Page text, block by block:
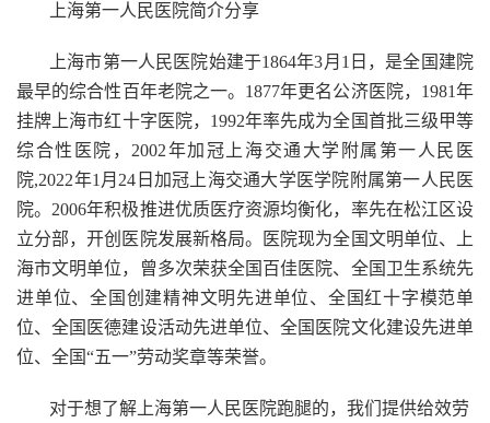
上海第一人民医院简介分享
上海市第一人民医院始建于1864年3月1日，是全国建院
最早的综合性百年老院之一。1877年更名公济医院，1981年
挂牌上海市红十字医院，1992年率先成为全国首批三级甲等
综合性医院，2002年加冠上海交通大学附属第一人民医
院,2022年1月24日加冠上海交通大学医学院附属第一人民医
院。2006年积极推进优质医疗资源均衡化，率先在松江区设
立分部，开创医院发展新格局。医院现为全国文明单位、上
海市文明单位，曾多次荣获全国百佳医院、全国卫生系统先
进单位、全国创建精神文明先进单位、全国红十字模范单
位、全国医德建设活动先进单位、全国医院文化建设先进单
位、全国“五一”劳动奖章等荣誉。
对于想了解上海第一人民医院跑腿的，我们提供给效劳